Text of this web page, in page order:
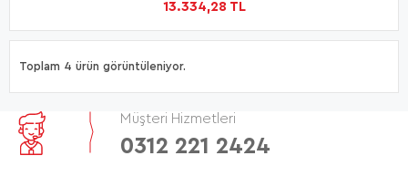
13.334,28 TL
Toplam 4 ürün görüntüleniyor.
Müşteri Hizmetleri
0312 221 2424